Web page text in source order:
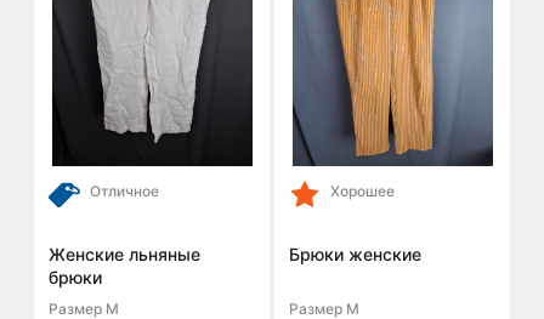
Отличное
Женские льняные
брюки
Размер M
Хорошее
Брюки женские
Размер M